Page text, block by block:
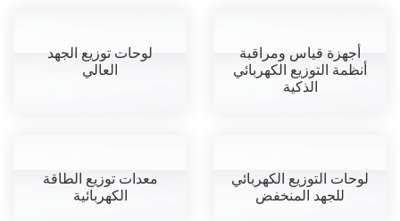
أجهزة قياس ومراقبة
أنظمة التوزيع الكهربائي
الذكية
لوحات توزيع الجهد
العالي
لوحات التوزيع الكهربائي
للجهد المنخفض
معدات توزيع الطاقة
الكهربائية